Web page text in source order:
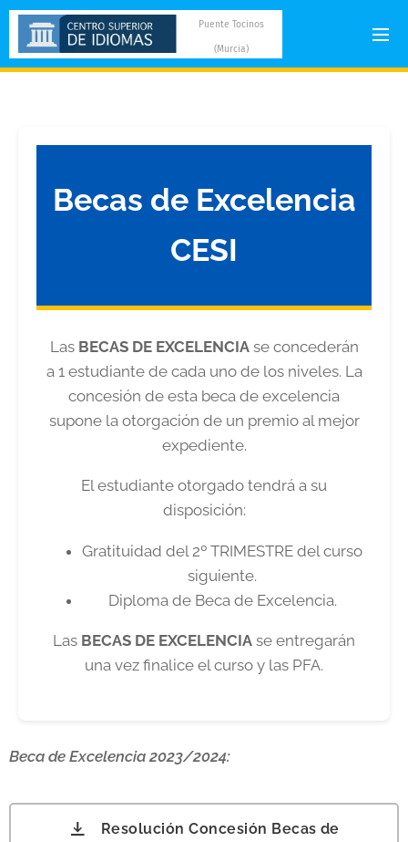
Puente Tocinos
(Murcia)
Becas de Excelencia
CESI
Las BECAS DE EXCELENCIAse concederán
a 1 estudiante de cada uno de los niveles. La
concesión de esta beca de excelencia
supone la otorgación de un premio al mejor
expediente.
El estudiante otorgado tendrá a su
disposición:
Gratituidad del 2º TRIMESTRE del curso
siguiente.
Diploma de Beca de Excelencia.
Las BECAS DE EXCELENCIA se entregarán
una vez finalice el curso y las PFA.
Beca de Excelencia 2023/2024:
Resolución Concesión Becas de